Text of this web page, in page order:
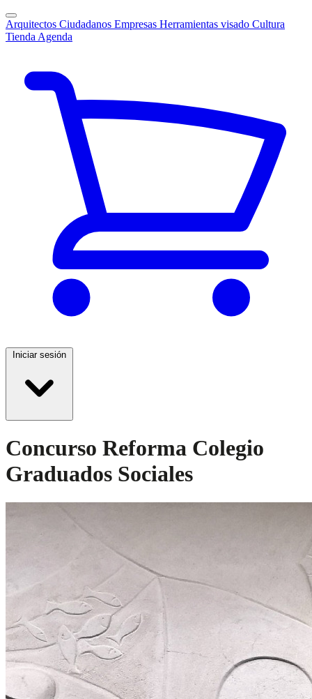
Arquitectos Ciudadanos Empresas Herramientas visado Cultura
Tienda Agenda
Iniciar sesión
Concurso Reforma Colegio
Graduados Sociales